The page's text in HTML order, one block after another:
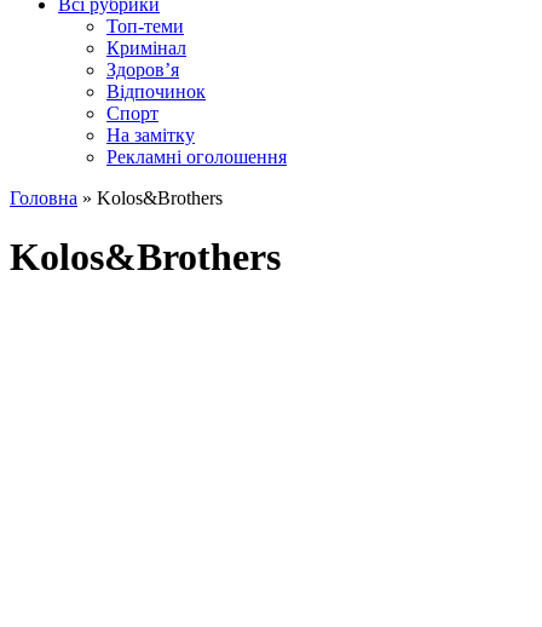
Всі рубрики
Топ-теми
Кримінал
Здоров’я
Відпочинок
Спорт
На замітку
Рекламні оголошення
Головна » Kolos&Brothers
Kolos&Brothers